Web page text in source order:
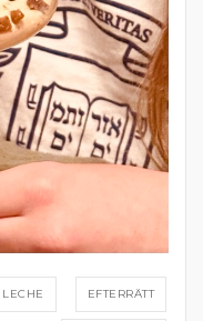
EFTERRÄTT